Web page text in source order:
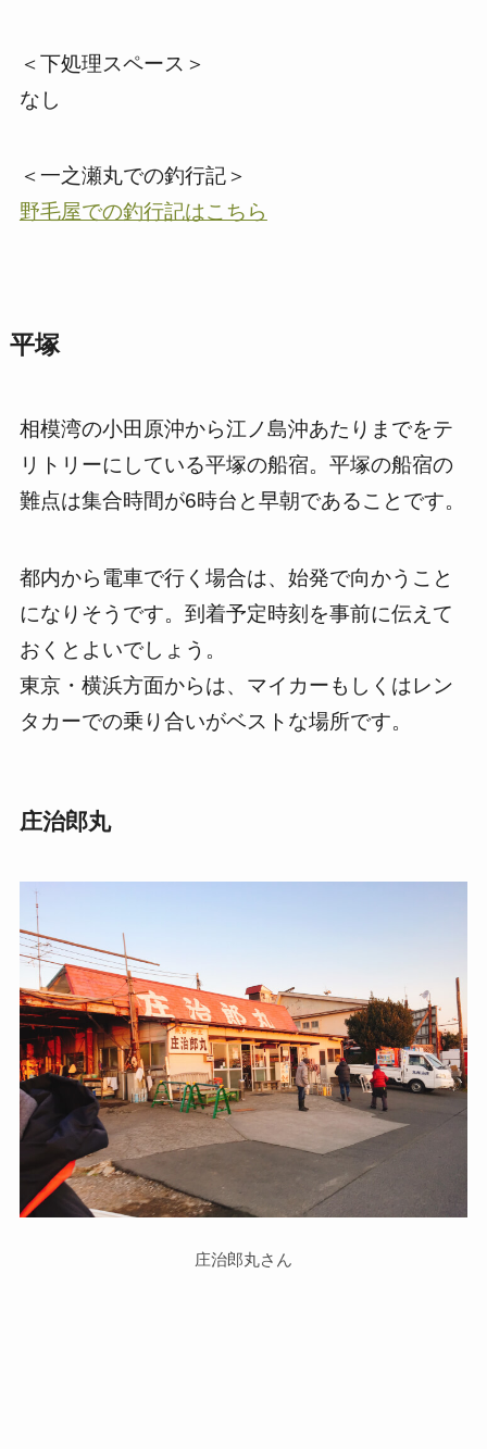
＜下処理スペース＞
なし
＜一之瀬丸での釣行記＞
野毛屋での釣行記はこちら
平塚
相模湾の小田原沖から江ノ島沖あたりまでをテ
リトリーにしている平塚の船宿。平塚の船宿の
難点は集合時間が6時台と早朝であることです。
都内から電車で行く場合は、始発で向かうこと
になりそうです。到着予定時刻を事前に伝えて
おくとよいでしょう。
東京・横浜方面からは、マイカーもしくはレン
タカーでの乗り合いがベストな場所です。
庄治郎丸
庄治郎丸さん